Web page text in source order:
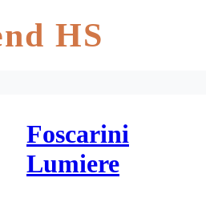
HS
Foscarini
Lumiere